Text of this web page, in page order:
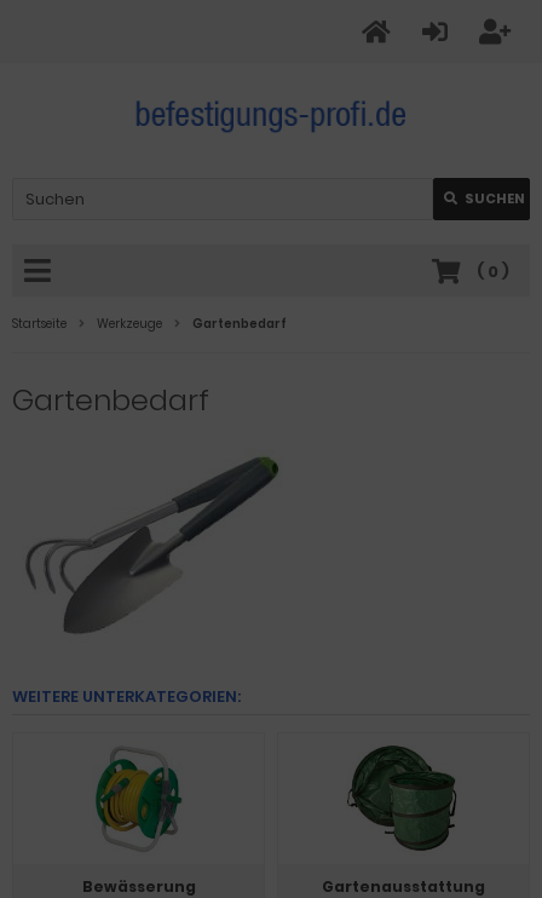
SUCHEN
( 0 )
Startseite Werkzeuge Gartenbedarf
Gartenbedarf
WEITERE UNTERKATEGORIEN:
Bewässerung Gartenausstattung